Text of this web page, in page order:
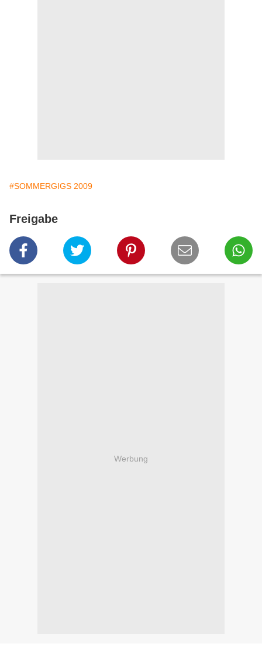
#SOMMERGIGS 2009
Freigabe
Werbung